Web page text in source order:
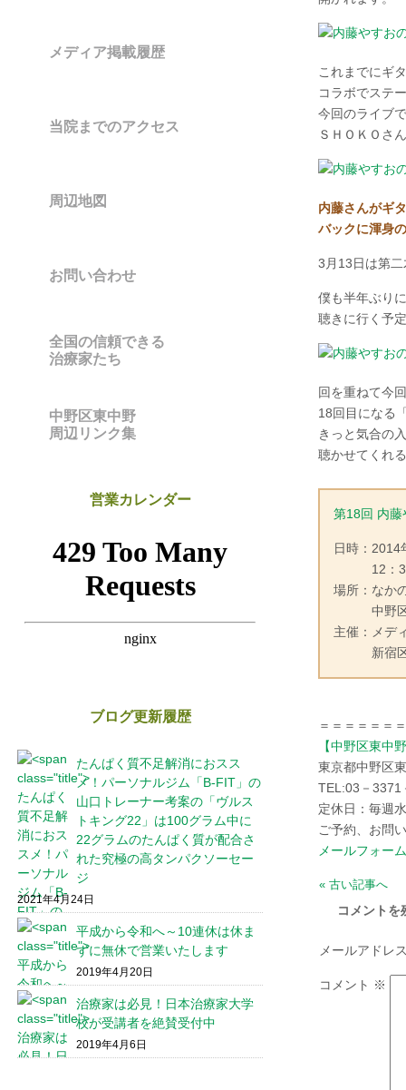
これまでにギ
コラボでステ
今回のライブ
ＳＨＯＫＯさ
内藤さんがギ
バックに渾身
3月13日は第
僕も半年ぶり
聴きに行く予
回を重ねて今
18回目になる
きっと気合の
聴かせてくれ
第18回 内藤
日時：2014
12：30
場所：なか
中野区中
主催：メデ
新宿区北
＝＝＝＝＝＝
【中野区東中
東京都中野区
TEL:03－3371
定休日：毎週
ご予約、お問
メールフォーム
« 古い記事へ
コメントを
メールアドレ
コメント ※
メディア掲載履歴
当院までのアクセス
周辺地図
お問い合わせ
全国の信頼できる
治療家たち
中野区東中野
周辺リンク集
営業カレンダー
ブログ更新履歴
たんぱく質不足解消におスス
メ！パーソナルジム「B-FIT」の
山口トレーナー考案の「ヴルス
トキング22」は100グラム中に
22グラムのたんぱく質が配合さ
れた究極の高タンパクソーセー
ジ
2021年4月24日
平成から令和へ～10連休は休ま
ずに無休で営業いたします
2019年4月20日
治療家は必見！日本治療家大学
校が受講者を絶賛受付中
2019年4月6日